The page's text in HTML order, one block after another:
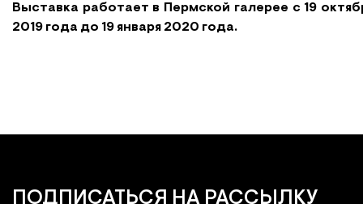
Выставка работает в Пермской галерее с 19
2019 года до 19 января 2020 года.
ПОДПИСАТЬСЯ НА РАССЫЛКУ